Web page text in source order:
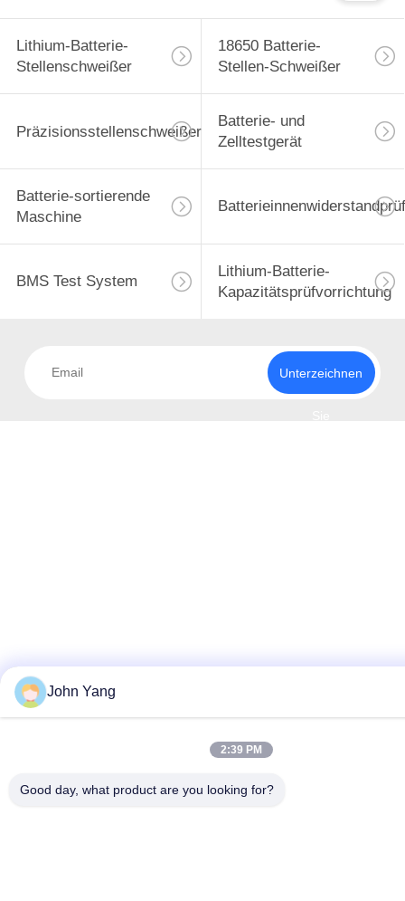
Lithium-Batterie-
Stellenschweißer
18650 Batterie-
Stellen-Schweißer
Präzisionsstellenschweißer
Batterie- und
Zelltestgerät
Batterie-sortierende
Maschine
BMS Test System
Lithium-Batterie-
Kapazitätsprüfvorrichtung
Unterzeichnen
John Yang
2:39 PM
Good day, what product are you looking for?